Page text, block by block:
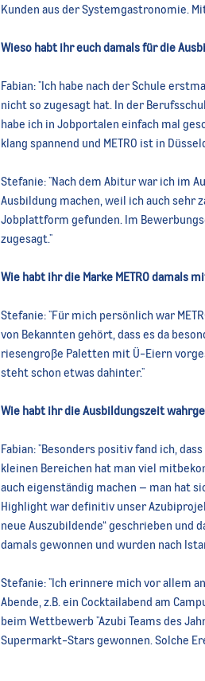
Kunden aus der Systemgastronomie.
Wieso habt ihr euch damals für die
Fabian: "Ich habe nach der Schule
nicht so zugesagt hat. In der
habe ich in Jobportalen einfach mal
klang spannend und METRO ist in
Stefanie:"Nach dem Abitur war ich im
Ausbildung machen, weil ich auch sehr
Jobplattform gefunden. Im
zugesagt."
Wie habt ihr die Marke METRO damals
Stefanie:"Für mich persönlich war
von Bekannten gehört, dass es da
riesengroße Paletten mit Ü-Eiern
steht schon etwas dahinter."
Wie habt ihr die Ausbildungszeit
Fabian:"Besonders positiv fand ich,
kleinen Bereichen hat man viel
auch eigenständig machen – man hat
Highlight war definitiv unser
neue Auszubildende“ geschrieben und
damals gewonnen und wurden nach
Stefanie:"Icherinnere mich vor allem
Abende, z.B. ein Cocktailabend am
beim Wettbewerb "Azubi Teams des
Supermarkt-Stars gewonnen. Solche